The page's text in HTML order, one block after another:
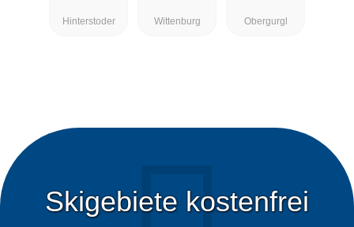
Hinterstoder Wittenburg Obergurgl
Skigebiete kostenfrei